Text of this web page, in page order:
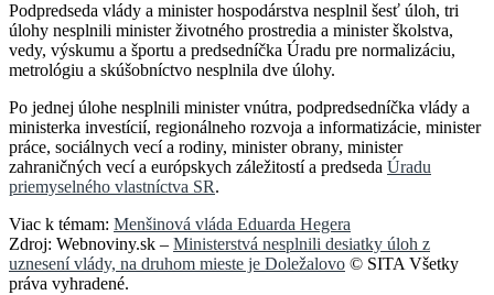
Podpredseda vlády a minister hospodárstva nesplnil šesť úloh, tri
úlohy nesplnili minister životného prostredia a minister školstva,
vedy, výskumu a športu a predsedníčka Úradu pre normalizáciu,
metrológiu a skúšobníctvo nesplnila dve úlohy.
Po jednej úlohe nesplnili minister vnútra, podpredsedníčka vlády a
ministerka investícií, regionálneho rozvoja a informatizácie, minister
práce, sociálnych vecí a rodiny, minister obrany, minister
zahraničných vecí a európskych záležitostí a predseda Úradu
priemyselného vlastníctva SR.
Viac k témam: Menšinová vláda Eduarda Hegera
Zdroj: Webnoviny.sk – Ministerstvá nesplnili desiatky úloh z
uznesení vlády, na druhom mieste je Doležalovo © SITA Všetky
práva vyhradené.